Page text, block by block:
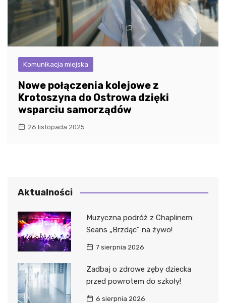
Komunikacja miejska
Nowe połączenia kolejowe z
Krotoszyna do Ostrowa dzięki
wsparciu samorządów
26 listopada 2025
Aktualności
Muzyczna podróż z Chaplinem:
Seans „Brzdąc” na żywo!
7 sierpnia 2026
Zadbaj o zdrowe zęby dziecka
przed powrotem do szkoły!
6 sierpnia 2026